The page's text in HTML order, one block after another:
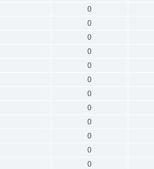
0
0
0
0
0
0
0
0
0
0
0
0